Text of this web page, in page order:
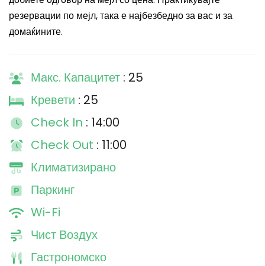
резервации по мејл, така е најбезбедно за вас и за
домаќините.
Макс. Капацитет : 25
Кревети : 25
Check In : 14:00
Check Out : 11:00
Климатизирано
Паркинг
Wi-Fi
Чист Воздух
Гастрономско